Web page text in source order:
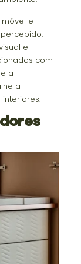
e
e
com
a
a